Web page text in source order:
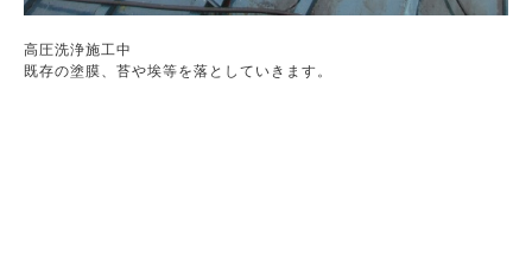
高圧洗浄施工中
既存の塗膜、苔や埃等を落としていきます。